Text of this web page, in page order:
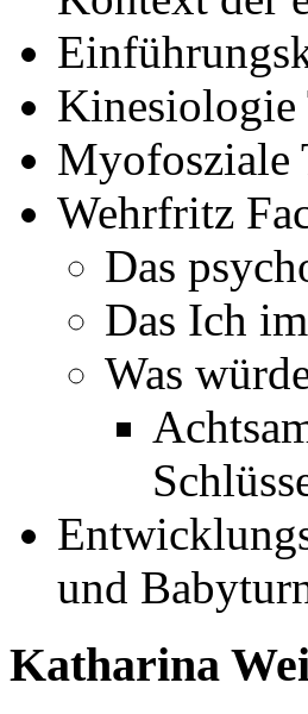
Kinesiologie
Myofosziale
Wehrfritz
Das
Das Ich
Was
und
Katharina